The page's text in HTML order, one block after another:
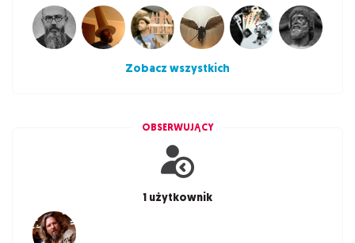
Zobacz wszystkich
OBSERWUJĄCY
1 użytkownik